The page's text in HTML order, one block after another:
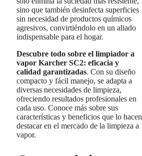
sino que también desinfecta superficies
sin necesidad de productos químicos
agresivos, convirtiéndolo en un aliado
indispensable para el hogar.
Descubre todo sobre el limpiador a
vapor Karcher SC2: eficacia y
calidad garantizadas. Con su diseño
compacto y fácil manejo, se adapta a
diversas necesidades de limpieza,
ofreciendo resultados profesionales en
cada uso. Conoce más sobre sus
características y beneficios que lo hacen
destacar en el mercado de la limpieza a
vapor.